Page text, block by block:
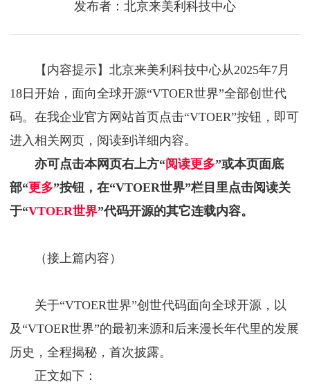
发布者：北京来美利科技中心
【内容提示】北京来美利科技中心从2025年7月
18日开始，面向全球开源“VTOER世界”全部创世代
码。在我企业官方网站首页点击“VTOER”按钮，即可
进入相关网页，阅读到详细内容。
亦可点击本网页右上方“阅读更多”或本页面底
部“更多”按钮，在“VTOER世界”栏目里点击阅读关
于“VTOER世界”代码开源的其它连载内容。
（接上篇内容）
关于“VTOER世界”创世代码面向全球开源，以
及“VTOER世界”的最初来源和后来漫长年代里的发展
历史，全程揭秘，首次披露。
正文如下：